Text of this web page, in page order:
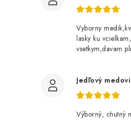
Vyborny
lasky ku
vsetkym,davam
Jedľový
Výborný, chutný